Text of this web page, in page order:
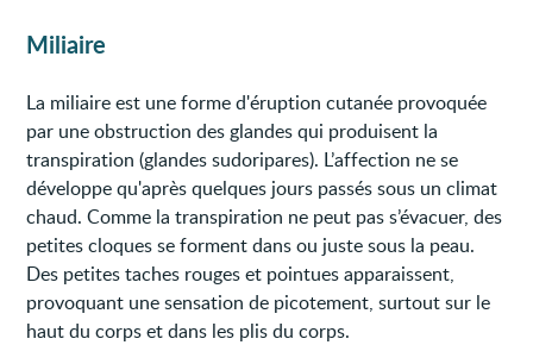
Miliaire
La miliaire est une forme d'éruption cutanée provoquée
par une obstruction des glandes qui produisent la
transpiration (glandes sudoripares). L’affection ne se
développe qu'après quelques jours passés sous un climat
chaud. Comme la transpiration ne peut pas s’évacuer, des
petites cloques se forment dans ou juste sous la peau.
Des petites taches rouges et pointues apparaissent,
provoquant une sensation de picotement, surtout sur le
haut du corps et dans les plis du corps.